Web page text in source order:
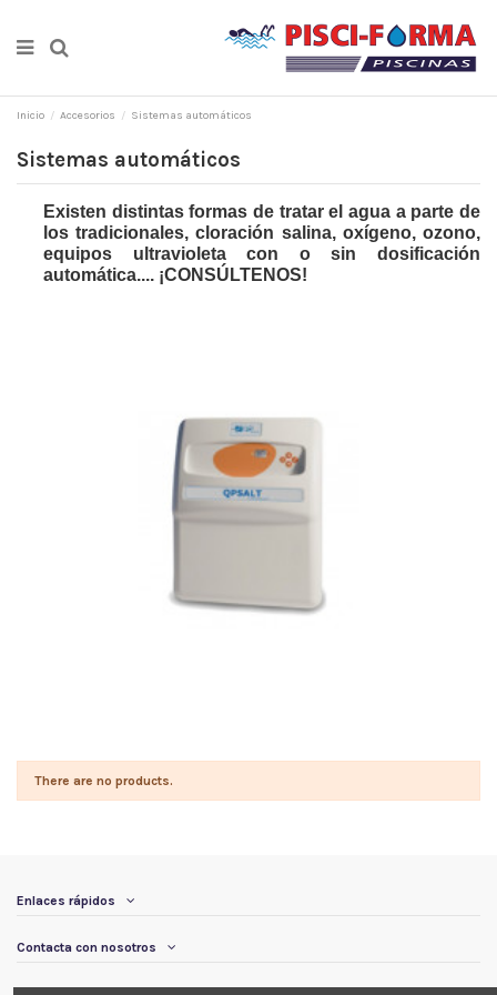
Inicio Accesorios Sistemas automáticos
Sistemas automáticos
Existen distintas formas de tratar el agua a parte de
los tradicionales, cloración salina, oxígeno, ozono,
equipos ultravioleta con o sin dosificación
automática.... ¡CONSÚLTENOS!
There are no products.
Enlaces rápidos
Contacta con nosotros